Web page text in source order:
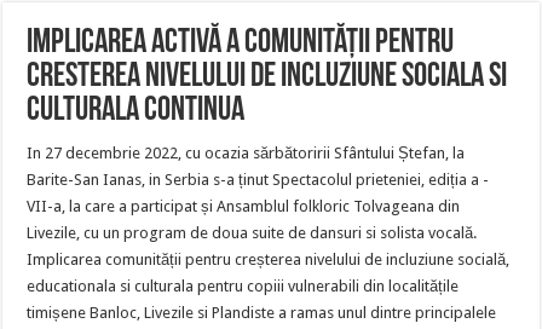
Implicarea activă a comunității pentru
cresterea nivelului de incluziune sociala si
culturala continua
In 27 decembrie 2022, cu ocazia sărbătoririi Sfântului Ștefan, la
Barite-San Ianas, in Serbia s-a ținut Spectacolul prieteniei, ediția a -
VII-a, la care a participat și Ansamblul folkloric Tolvageana din
Livezile, cu un program de doua suite de dansuri si solista vocală.
Implicarea comunității pentru creșterea nivelului de incluziune socială,
educationala si culturala pentru copiii vulnerabili din localitățile
timișene Banloc, Livezile si Plandiste a ramas unul dintre principalele